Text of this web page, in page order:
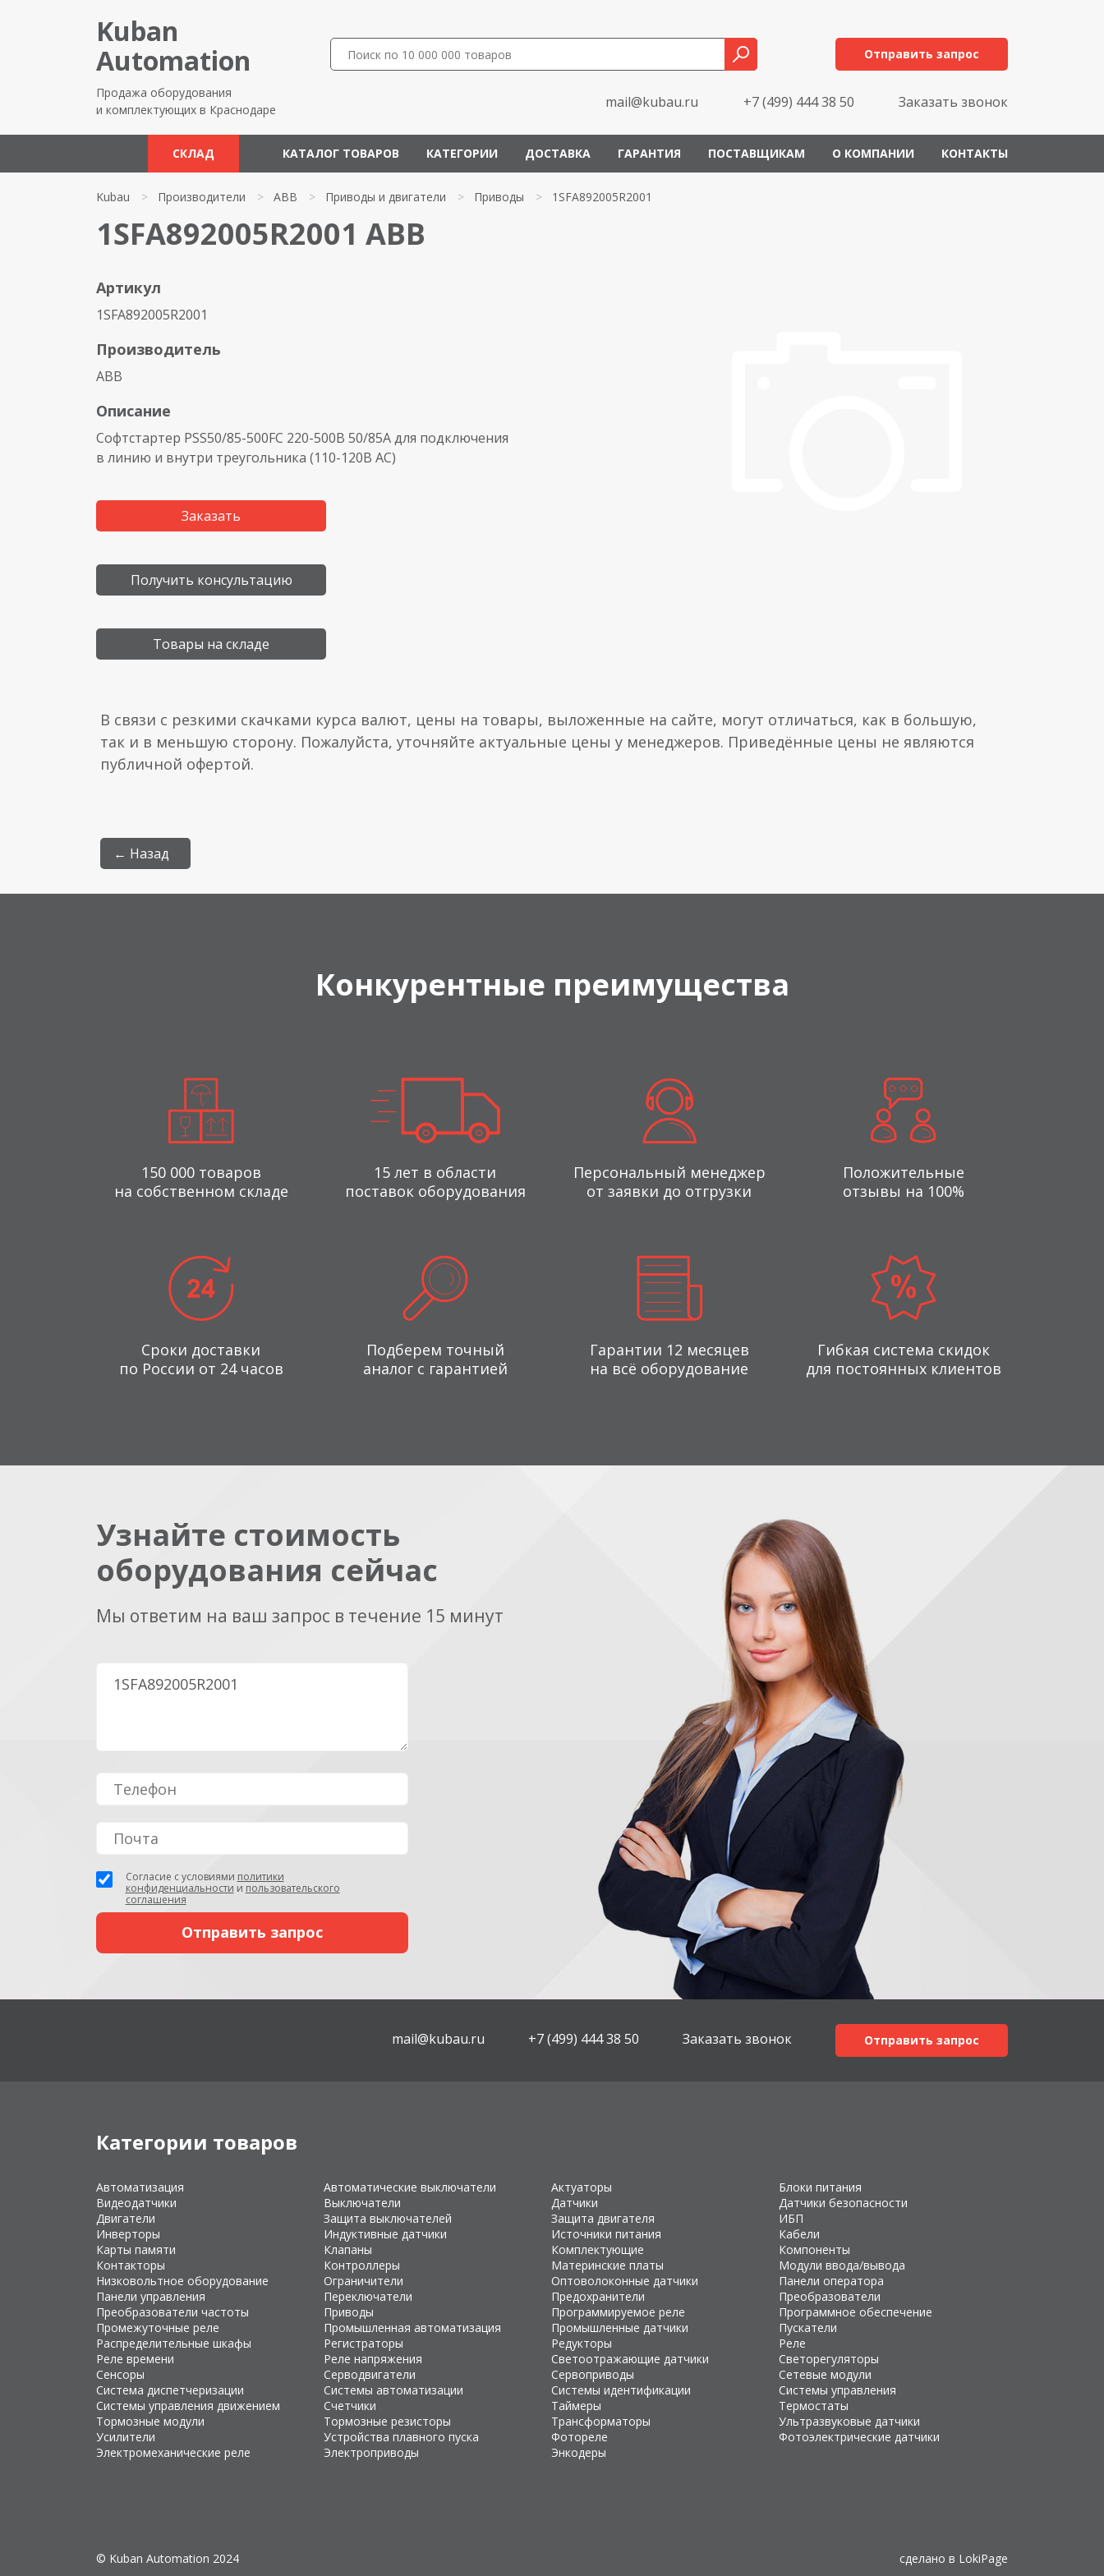
Kuban
Automation
Продажа оборудования
и комплектующих в Краснодаре
Отправить запрос
mail@kubau.ru +7 (499) 444 38 50 Заказать звонок
СКЛАД КАТАЛОГ ТОВАРОВ КАТЕГОРИИ ДОСТАВКА ГАРАНТИЯ ПОСТАВЩИКАМ О КОМПАНИИ КОНТАКТЫ
Kubau > Производители > ABB > Приводы и двигатели > Приводы > 1SFA892005R2001
1SFA892005R2001 ABB
Артикул
1SFA892005R2001
Производитель
ABB
Описание
Софтстартер PSS50/85-500FC 220-500В 50/85A для подключения
в линию и внутри треугольника (110-120В AC)
Заказать
Получить консультацию
Товары на складе
В связи с резкими скачками курса валют, цены на товары, выложенные на сайте, могут отличаться, как в большую,
так и в меньшую сторону. Пожалуйста, уточняйте актуальные цены у менеджеров. Приведённые цены не являются
публичной офертой.
← Назад
Конкурентные преимущества
150 000 товаров
на собственном складе
15 лет в области
поставок оборудования
Персональный менеджер
от заявки до отгрузки
Положительные
отзывы на 100%
Сроки доставки
по России от 24 часов
Подберем точный
аналог с гарантией
Гарантии 12 месяцев
на всё оборудование
Гибкая система скидок
для постоянных клиентов
Узнайте стоимость
оборудования сейчас
Мы ответим на ваш запрос в течение 15 минут
Согласие с условиями политики
конфиденциальности и пользовательского
соглашения
mail@kubau.ru +7 (499) 444 38 50 Заказать звонок Отправить запрос
Категории товаров
Автоматизация Автоматические выключатели Актуаторы
Блоки питания
Видеодатчики
Выключатели Датчики
Датчики безопасности
Двигатели
Защита выключателей Защита двигателя
ИБП
Инверторы
Индуктивные датчики Источники питания
Кабели
Карты памяти
Клапаны Комплектующие
Компоненты
Контакторы
Контроллеры Материнские платы
Модули ввода/вывода
Низковольтное оборудование
Ограничители Оптоволоконные датчики
Панели оператора
Панели управления
Переключатели Предохранители
Преобразователи
Преобразователи частоты
Приводы Программируемое реле
Программное обеспечение
Промежуточные реле
Промышленная автоматизация Промышленные датчики
Пускатели
Распределительные шкафы
Регистраторы Редукторы
Реле
Реле времени
Реле напряжения Светоотражающие датчики
Светорегуляторы
Сенсоры
Серводвигатели Сервоприводы
Сетевые модули
Система диспетчеризации
Системы автоматизации Системы идентификации
Системы управления
Системы управления движением
Счетчики Таймеры
Термостаты
Тормозные модули
Тормозные резисторы Трансформаторы
Ультразвуковые датчики
Усилители
Устройства плавного пуска Фотореле
Фотоэлектрические датчики
Электромеханические реле
Электроприводы Энкодеры
© Kuban Automation 2024 сделано в LokiPage